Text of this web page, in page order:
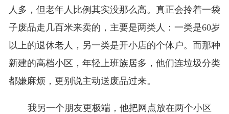
人多，但老年人比例其实没那么高。真正会拎着一袋
子废品走几百米来卖的，主要是两类人：一类是60岁
以上的退休老人，另一类是开小店的个体户。而那种
新建的高档小区，年轻上班族居多，他们连垃圾分类
都嫌麻烦，更别说主动送废品过来。
我另一个朋友更极端，他把网点放在两个小区